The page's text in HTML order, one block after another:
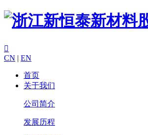

CN | EN
首页
关于我们
公司简介
发展历程